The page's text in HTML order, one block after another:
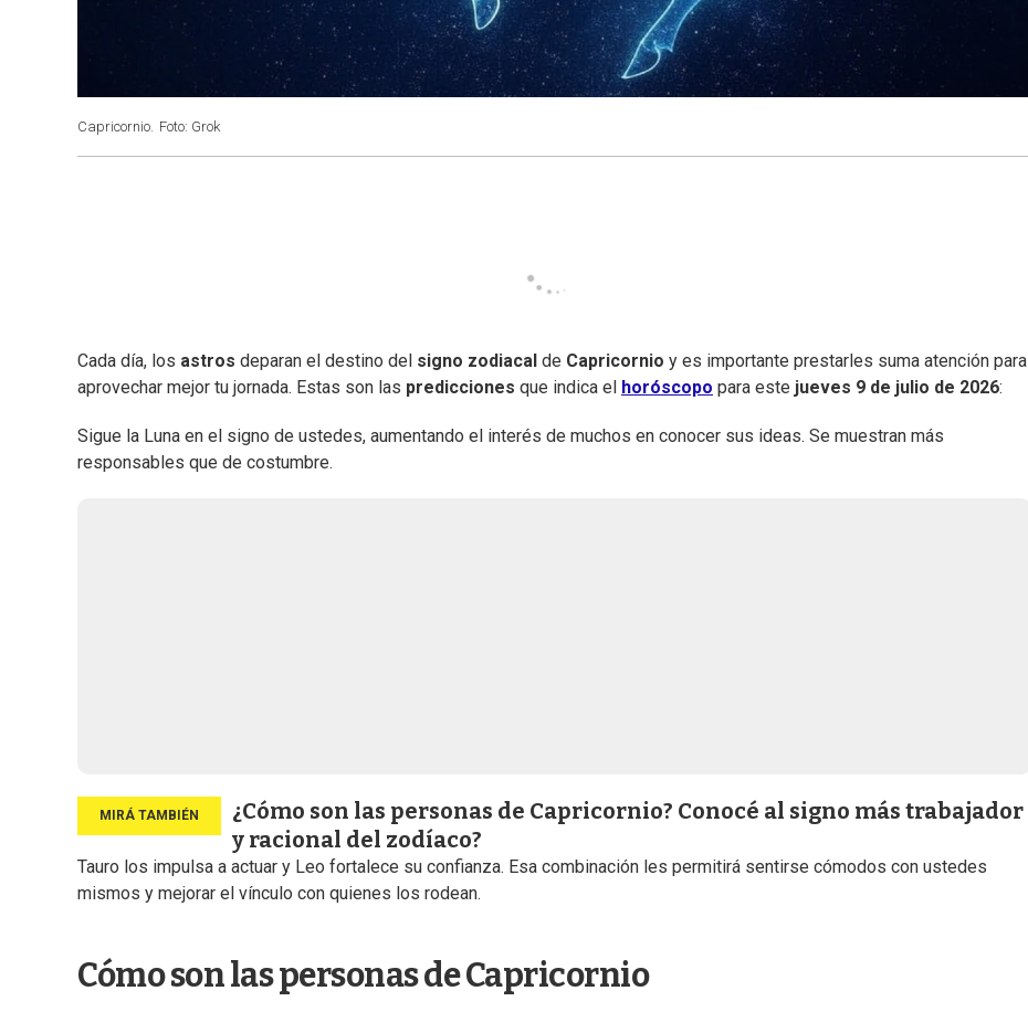
Capricornio. Foto: Grok
Cada día, los astros deparan el destino del signo zodiacal de Capricornio y es importante prestarles suma atención para
aprovechar mejor tu jornada. Estas son las predicciones que indica el horóscopo para este jueves 9 de julio de 2026:
Sigue la Luna en el signo de ustedes, aumentando el interés de muchos en conocer sus ideas. Se muestran más
responsables que de costumbre.
¿Cómo son las personas de Capricornio? Conocé al signo más trabajador
y racional del zodíaco?
Tauro los impulsa a actuar y Leo fortalece su confianza. Esa combinación les permitirá sentirse cómodos con ustedes
mismos y mejorar el vínculo con quienes los rodean.
Cómo son las personas de Capricornio